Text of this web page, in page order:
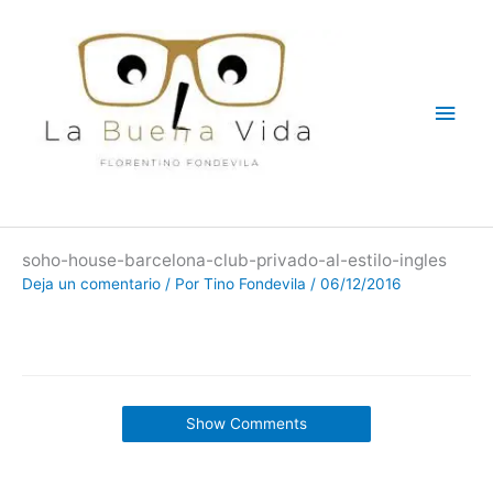
soho-house-barcelona-club-privado-al-estilo-ingles
Deja un comentario / Por Tino Fondevila / 06/12/2016
Show Comments